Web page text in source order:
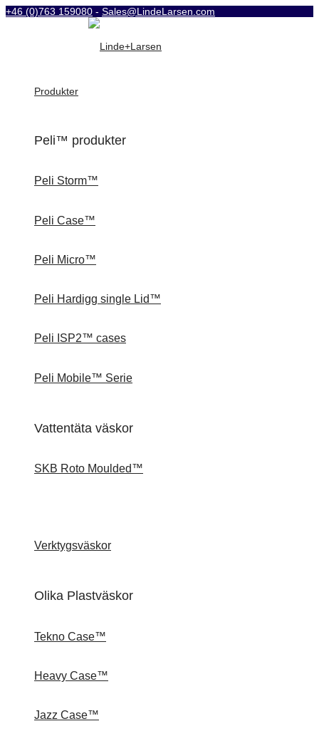
+46 (0)763 159080 - Sales@LindeLarsen.com
Produkter
Peli™ produkter
Peli Storm™
Peli Case™
Peli Micro™
Peli Hardigg single Lid™
Peli ISP2™ cases
Peli Mobile™ Serie
Vattentäta väskor
SKB Roto Moulded™
Verktygsväskor
Olika Plastväskor
Tekno Case™
Heavy Case™
Jazz Case™